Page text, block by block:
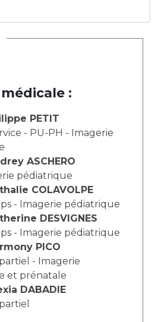
et Réadaptation
Handicap 13
de Formation
internes
de santé
au Laboratoire de Biologie
médicale
Pathologiques
au Laboratoire d'Infectiologie
:
PETIT
- PU-PH - Imagerie
ASCHERO
pédiatrique
COLAVOLPE
- Imagerie pédiatrique
DESVIGNES
- Imagerie pédiatrique
PICO
- Imagerie
et prénatale
DABADIE